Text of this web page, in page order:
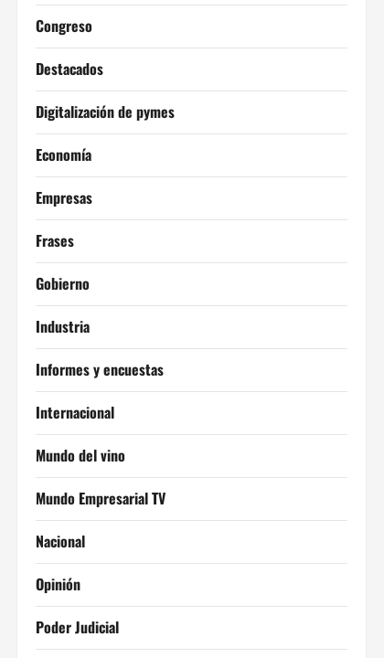
Congreso
Destacados
Digitalización de pymes
Economía
Empresas
Frases
Gobierno
Industria
Informes y encuestas
Internacional
Mundo del vino
Mundo Empresarial TV
Nacional
Opinión
Poder Judicial